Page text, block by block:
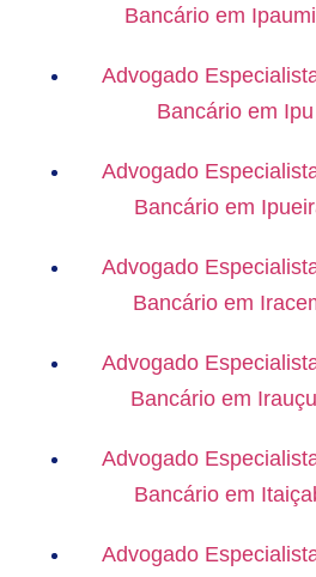
Bancário em
Advogado
Bancário em
Advogado
Bancário em
Advogado
Bancário em
Advogado
Bancário em
Advogado
Bancário em
Advogado